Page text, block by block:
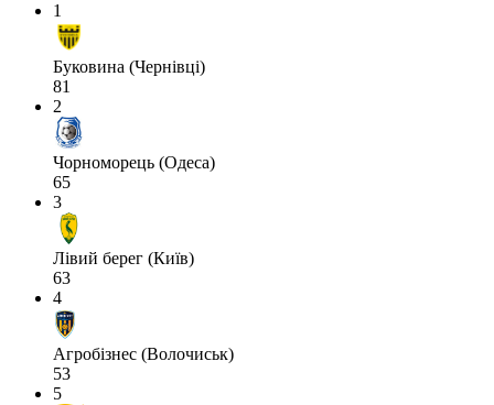
1
Буковина (Чернівці)
81
2
Чорноморець (Одеса)
65
3
Лівий берег (Київ)
63
4
Агробізнес (Волочиськ)
53
5